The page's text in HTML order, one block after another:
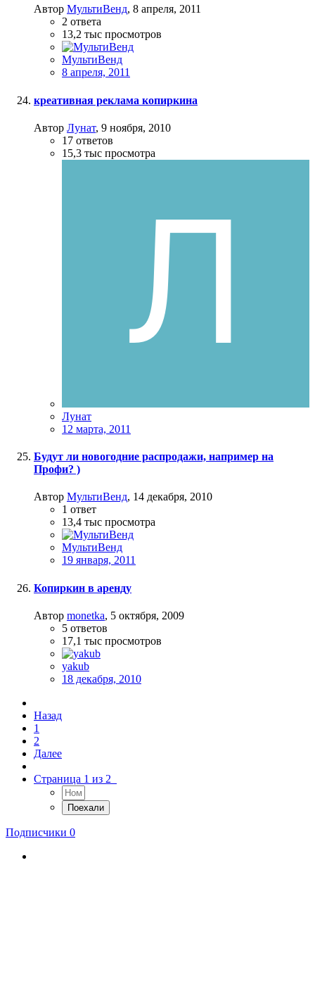
Автор МультиВенд, 8 апреля, 2011
2 ответа
13,2 тыс просмотров
МультиВенд
8 апреля, 2011
креативная реклама копиркина
Автор Лунат, 9 ноября, 2010
17 ответов
15,3 тыс просмотра
Лунат
12 марта, 2011
Будут ли новогодние распродажи, например на
Профи? )
Автор МультиВенд, 14 декабря, 2010
1 ответ
13,4 тыс просмотра
МультиВенд
19 января, 2011
Копиркин в аренду
Автор monetka, 5 октября, 2009
5 ответов
17,1 тыс просмотров
yakub
18 декабря, 2010
Назад
1
2
Далее
Страница 1 из 2
Подписчики 0